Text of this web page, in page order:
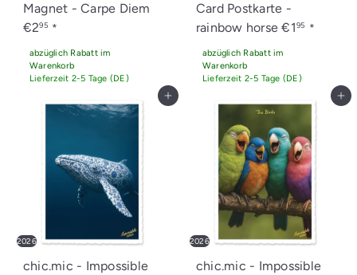
Magnet - Carpe Diem
€295 *
abzüglich Rabatt im
Warenkorb
Lieferzeit 2-5 Tage (DE)
Card Postkarte -
rainbow horse€195 *
abzüglich Rabatt im
Warenkorb
Lieferzeit 2-5 Tage (DE)
In den Einkaufswagen legen
2026
chic.mic - Impossible
In den Einkaufswagen legen
2026
chic.mic - Impossible